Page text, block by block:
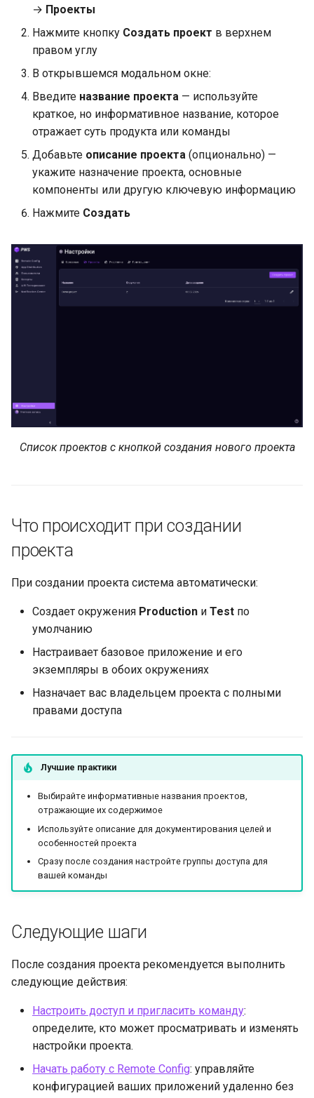
→ Проекты
Нажмите кнопку Создать проект в верхнем
правом углу
В открывшемся модальном окне:
Введите название проекта — используйте
краткое, но информативное название, которое
отражает суть продукта или команды
Добавьте описание проекта (опционально) —
укажите назначение проекта, основные
компоненты или другую ключевую информацию
Нажмите Создать
Список проектов с кнопкой создания нового проекта
Что происходит при создании
проекта
При создании проекта система автоматически:
Создает окружения Production и Test по
умолчанию
Настраивает базовое приложение и его
экземпляры в обоих окружениях
Назначает вас владельцем проекта с полными
правами доступа
Лучшие практики
Выбирайте информативные названия проектов,
отражающие их содержимое
Используйте описание для документирования целей и
особенностей проекта
Сразу после создания настройте группы доступа для
вашей команды
Следующие шаги
После создания проекта рекомендуется выполнить
следующие действия:
Настроить доступ и пригласить команду:
определите, кто может просматривать и изменять
настройки проекта.
Начать работу с Remote Config: управляйте
конфигурацией ваших приложений удаленно без